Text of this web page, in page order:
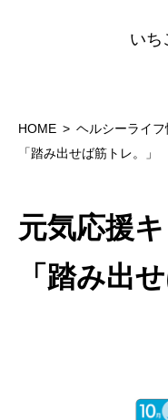
いち
HOME ヘルシーライフ
「踏み出せば筋トレ。」
元気応援
「踏み出